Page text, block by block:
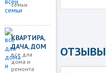
семьи
КВАРТИРА,
ДАЧА, ДОМ
все для
дома и
ремонта
ОТЗЫВЫ